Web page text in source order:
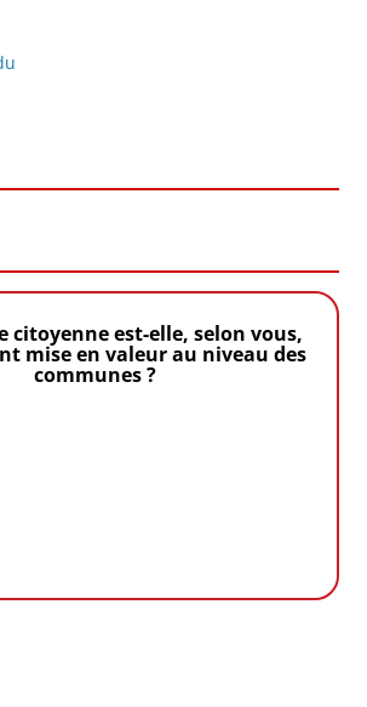
citoyenne est-elle, selon vous,
mise en valeur au niveau des
communes ?